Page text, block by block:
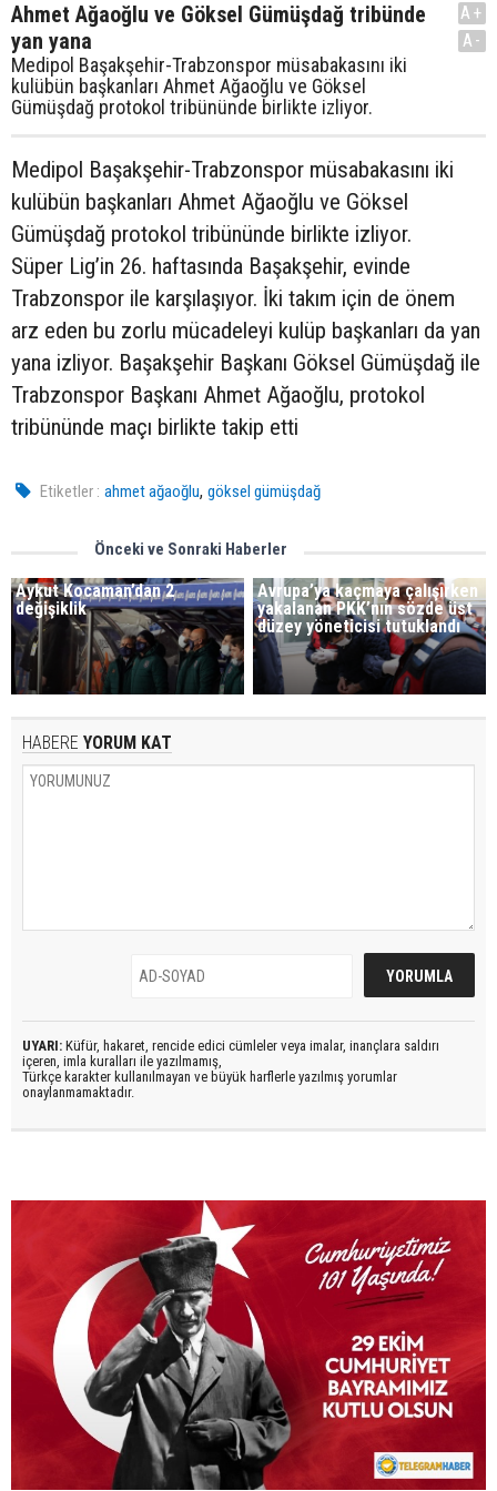
Ahmet Ağaoğlu ve Göksel Gümüşdağ tribünde
yan yana
Medipol Başakşehir-Trabzonspor müsabakasını iki
kulübün başkanları Ahmet Ağaoğlu ve Göksel
Gümüşdağ protokol tribününde birlikte izliyor.
A+
A-
Medipol Başakşehir-Trabzonspor müsabakasını iki
kulübün başkanları Ahmet Ağaoğlu ve Göksel
Gümüşdağ protokol tribününde birlikte izliyor.
Süper Lig’in 26. haftasında Başakşehir, evinde
Trabzonspor ile karşılaşıyor. İki takım için de önem
arz eden bu zorlu mücadeleyi kulüp başkanları da yan
yana izliyor. Başakşehir Başkanı Göksel Gümüşdağ ile
Trabzonspor Başkanı Ahmet Ağaoğlu, protokol
tribününde maçı birlikte takip etti
Etiketler : ahmet ağaoğlu,göksel gümüşdağ
Önceki ve Sonraki Haberler
Aykut Kocaman’dan 2
değişiklik
Avrupa’ya kaçmaya çalışırken
yakalanan PKK’nın sözde üst
düzey yöneticisi tutuklandı
HABERE YORUM KAT
UYARI: Küfür, hakaret, rencide edici cümleler veya imalar, inançlara saldırı
içeren, imla kuralları ile yazılmamış,
Türkçe karakter kullanılmayan ve büyük harflerle yazılmış yorumlar
onaylanmamaktadır.